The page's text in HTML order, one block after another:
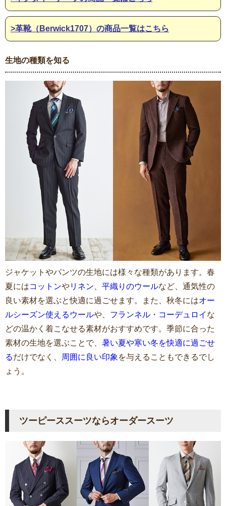
>革靴（Berwick1707）の商品一覧はこちら
生地の種類を知る
ジャケットやパンツの生地には様々な種類があります。春
夏にはコットンやリネン 平織りのウールなど、通気性の
良い素材を選ぶと快適に過ごせます。また、秋冬にはオー
ルシーズン使えるウールや、 フランネル ・ コーデュロイ な
どの温かく着こなせる素材がおすすめです。季節に合った
素材の生地を選ぶことで、 暑い夏や寒い冬を快適に過ごせ
るだけでなく、 周囲に良い印象 を与えることもできるでし
ょう。
ツーピーススーツならオーダースーツ